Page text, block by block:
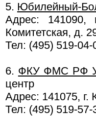
5. Юбилейный-
Адрес:
Комитетская, д.
Тел: (495) 519-
6. ФКУ ФМС РФ
центр
Адрес: 141075,
Тел: (495) 519-